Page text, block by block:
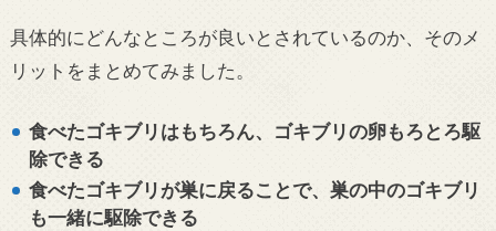
具体的にどんなところが良いとされているのか、そのメ
リットをまとめてみました。
食べたゴキブリはもちろん、ゴキブリの卵もろとろ駆
除できる
食べたゴキブリが巣に戻ることで、巣の中のゴキブリ
も一緒に駆除できる